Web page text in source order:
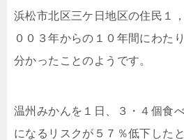
浜松市北区三ケ日地区の住民１
００３年からの１０年間にわた
分かったことのようです。
温州みかんを１日、３・４個食
になるリスクが５７％低下したと